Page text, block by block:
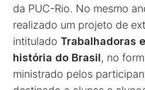
da PUC-Rio. No mesmo
realizado um projeto de
intitulado Trabalhadoras
história do Brasil, no
ministrado pelos